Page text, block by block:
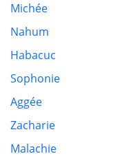
Michée
Nahum
Habacuc
Sophonie
Aggée
Zacharie
Malachie